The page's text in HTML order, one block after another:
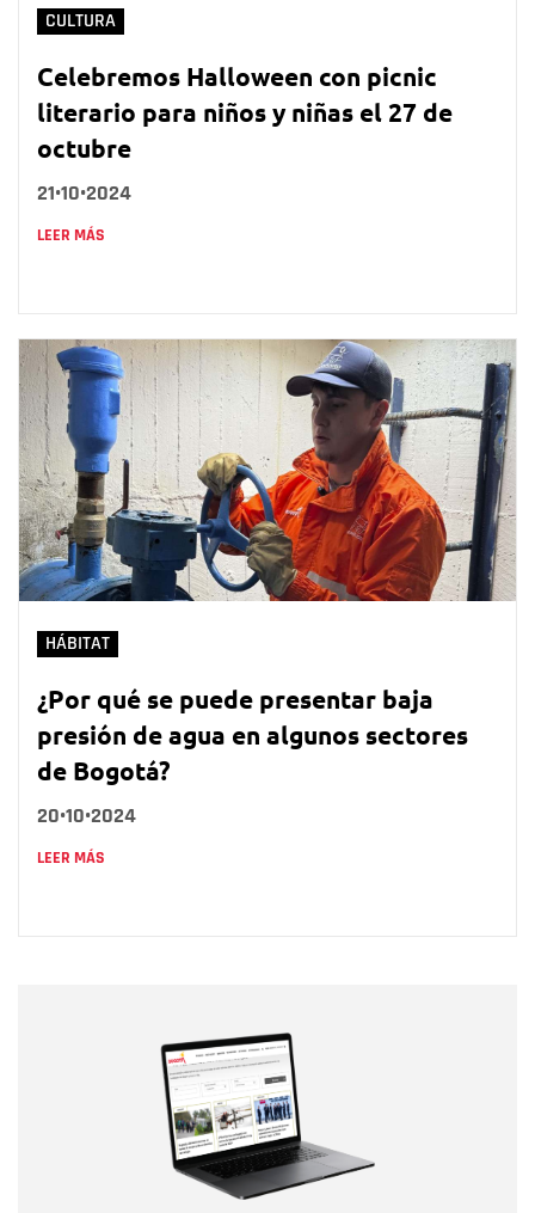
CULTURA
Celebremos Halloween con picnic
literario para niños y niñas el 27 de
octubre
21•10•2024
LEER MÁS
HÁBITAT
¿Por qué se puede presentar baja
presión de agua en algunos sectores
de Bogotá?
20•10•2024
LEER MÁS
Correo electrónico
Tipo de comentario